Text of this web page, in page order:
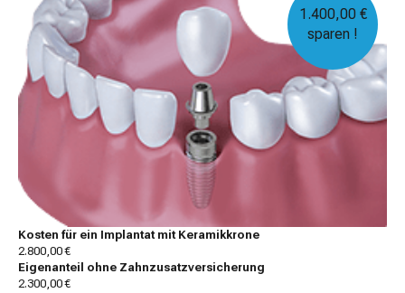
1.400,00 €
sparen !
Kosten für ein Implantat mit Keramikkrone
2.800,00 €
Eigenanteil ohne Zahnzusatzversicherung
2.300,00 €